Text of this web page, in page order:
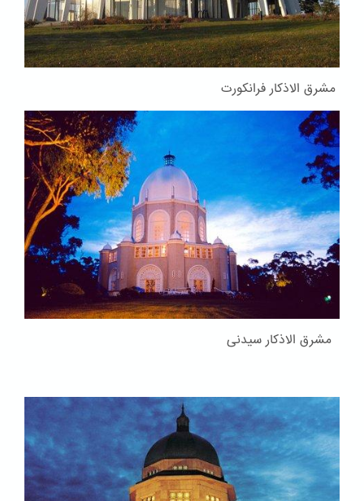
مشرق الاذکار فرانکورت
مشرق الاذکار سیدنی